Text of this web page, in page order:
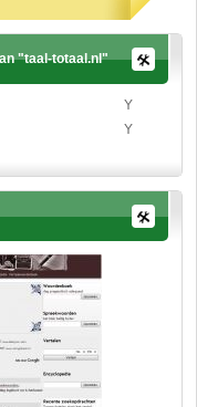
"taal-totaal.nl"
Y
Y